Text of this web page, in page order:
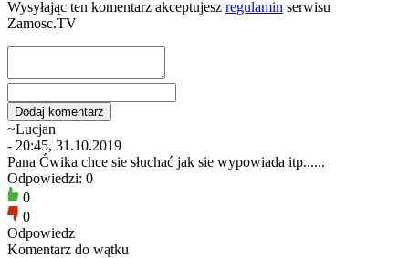
Wysyłając ten komentarz akceptujesz regulamin serwisu
Zamosc.TV
~Lucjan
- 20:45, 31.10.2019
Pana Ćwika chce sie słuchać jak sie wypowiada itp......
Odpowiedzi: 0
0
0
Odpowiedz
Komentarz do wątku